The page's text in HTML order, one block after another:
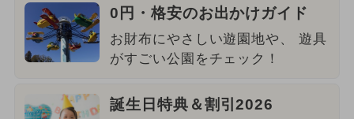
0円・格安のお出かけガイド
お財布にやさしい遊園地や、 遊具
がすごい公園をチェック！
誕生日特典＆割引2026